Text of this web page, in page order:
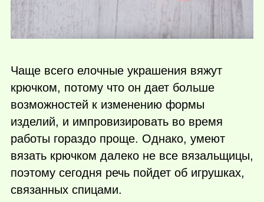
Чаще всего елочные украшения вяжут
крючком, потому что он дает больше
возможностей к изменению формы
изделий, и импровизировать во время
работы гораздо проще. Однако, умеют
вязать крючком далеко не все вязальщицы,
поэтому сегодня речь пойдет об игрушках,
связанных спицами.